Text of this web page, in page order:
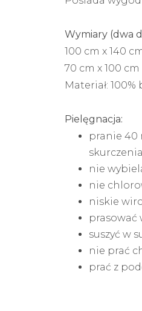
Wymiary (dwa
100 cm x 140
70 cm x 100 cm
Materiał:
Pielęgnacja:
pranie 40
nie
nie
niskie
prasować
suszyć w
nie prać
prać z